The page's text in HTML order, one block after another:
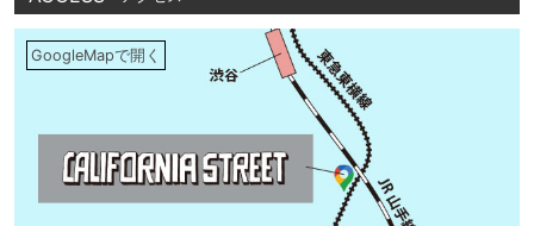
GoogleMapで開く